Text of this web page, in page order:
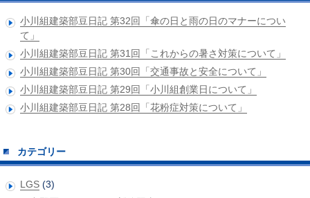
小川組建築部豆日記 第32回「傘の日と雨の日のマナーについ
て」
小川組建築部豆日記 第31回「これからの暑さ対策について」
小川組建築部豆日記 第30回「交通事故と安全について」
小川組建築部豆日記 第29回「小川組創業日について」
小川組建築部豆日記 第28回「花粉症対策について」
カテゴリー
LGS (3)